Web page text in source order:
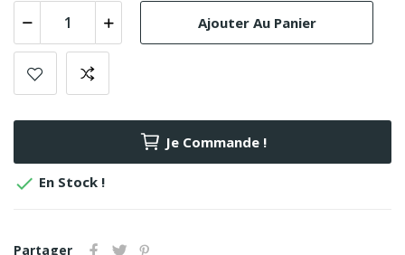
Ajouter Au Panier
Je Commande !
 En Stock !
Partager